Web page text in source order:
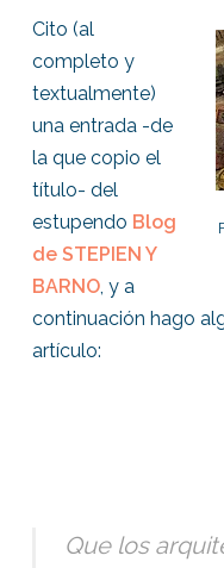
Cito (al
completo y
textualmente)
una entrada -de
la que copio el
título- del
estupendo Blog
de STEPIEN Y
BARNO, y a
continuación hago
artículo:
Que los